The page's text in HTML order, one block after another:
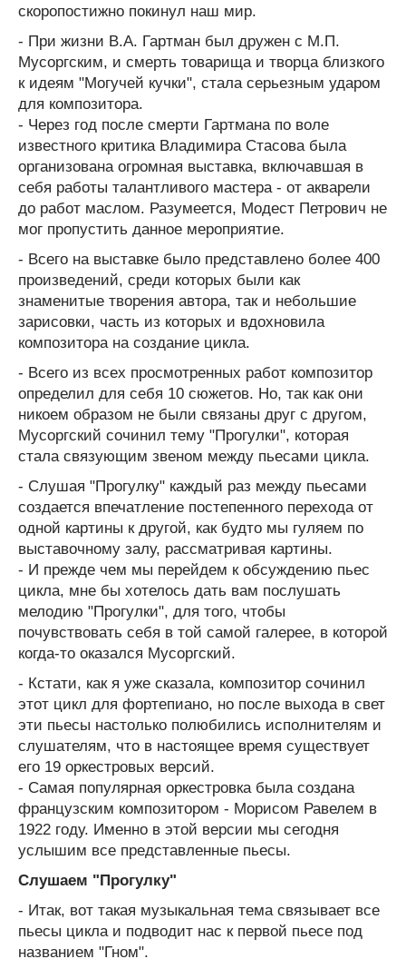
скоропостижно покинул наш мир.
- При жизни В.А. Гартман был дружен с М.П.
Мусоргским, и смерть товарища и творца близкого
к идеям "Могучей кучки", стала серьезным ударом
для композитора.
- Через год после смерти Гартмана по воле
известного критика Владимира Стасова была
организована огромная выставка, включавшая в
себя работы талантливого мастера - от акварели
до работ маслом. Разумеется, Модест Петрович не
мог пропустить данное мероприятие.
- Всего на выставке было представлено более 400
произведений, среди которых были как
знаменитые творения автора, так и небольшие
зарисовки, часть из которых и вдохновила
композитора на создание цикла.
- Всего из всех просмотренных работ композитор
определил для себя 10 сюжетов. Но, так как они
никоем образом не были связаны друг с другом,
Мусоргский сочинил тему "Прогулки", которая
стала связующим звеном между пьесами цикла.
- Слушая "Прогулку" каждый раз между пьесами
создается впечатление постепенного перехода от
одной картины к другой, как будто мы гуляем по
выставочному залу, рассматривая картины.
- И прежде чем мы перейдем к обсуждению пьес
цикла, мне бы хотелось дать вам послушать
мелодию "Прогулки", для того, чтобы
почувствовать себя в той самой галерее, в которой
когда-то оказался Мусоргский.
- Кстати, как я уже сказала, композитор сочинил
этот цикл для фортепиано, но после выхода в свет
эти пьесы настолько полюбились исполнителям и
слушателям, что в настоящее время существует
его 19 оркестровых версий.
- Самая популярная оркестровка была создана
французским композитором - Морисом Равелем в
1922 году. Именно в этой версии мы сегодня
услышим все представленные пьесы.
Слушаем "Прогулку"
- Итак, вот такая музыкальная тема связывает все
пьесы цикла и подводит нас к первой пьесе под
названием "Гном".